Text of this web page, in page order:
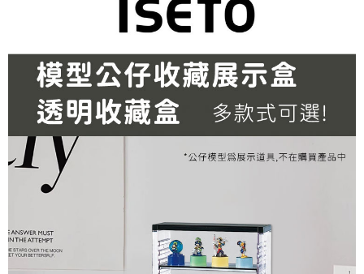
每筆NT$150，滿NT$2,000(含以上)免運費